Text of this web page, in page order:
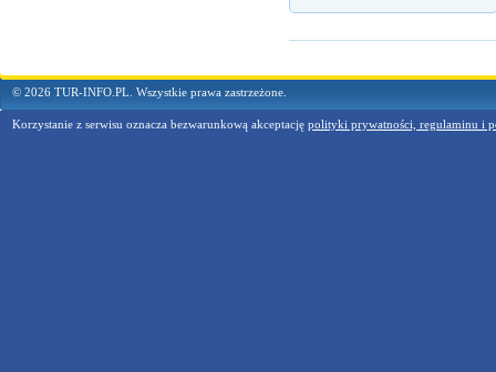
© 2026 TUR-INFO.PL. Wszystkie prawa zastrzeżone.
Korzystanie z serwisu oznacza bezwarunkową akceptację polityki prywatności, regulaminu i